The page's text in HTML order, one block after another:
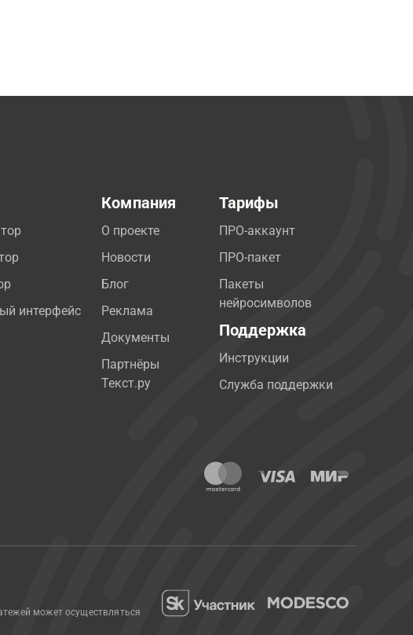
интерфейс
Компания
О проекте
Новости
Блог
Реклама
Документы
Партнёры
Текст.ру
Тарифы
ПРО-аккаунт
ПРО-пакет
Пакеты
нейросимволов
Поддержка
Инструкции
Служба поддержки
может осуществляться